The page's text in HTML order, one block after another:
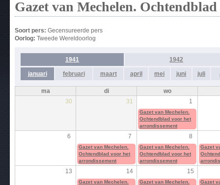
Gazet van Mechelen.
Soort pers: Gecensureerde pers
Oorlog: Tweede Wereldoorlog
1941 1942
januari februari maart april mei juni juli
ma di
wo
30
31 1
Gazet van Mechelen.
Ochtendblad voor het
arrondissement
6 7 8
Gazet van Mechelen.
Ochtendblad voor het
arrondissement
Gazet van Mechelen.
Ochtendblad voor het
arrondissement
Gazet
13 14 15
Gazet van Mechelen.
Gazet van Mechelen.
Gazet